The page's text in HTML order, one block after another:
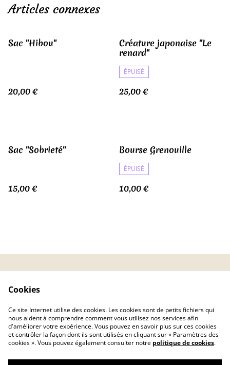
Articles connexes
Sac "Hibou"
20,00 €
Créature japonaise "Le
renard"
ÉPUISÉ
25,00 €
Sac "Sobrieté"
15,00 €
Bourse Grenouille
ÉPUISÉ
10,00 €
Livraison
Cookies
Ce site Internet utilise des cookies. Les cookies sont de petits fichiers qui
nous aident à comprendre comment vous utilisez nos services afin
d'améliorer votre expérience. Vous pouvez en savoir plus sur ces cookies
et contrôler la façon dont ils sont utilisés en cliquant sur « Paramètres des
cookies ». Vous pouvez également consulter notre politique de cookies.